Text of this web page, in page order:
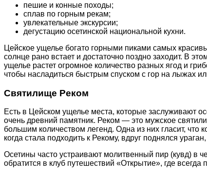
пешие и конные походы;
сплав по горным рекам;
увлекательные экскурсии;
дегустацию осетинской национальной кухни.
Цейское ущелье богато горными пиками самых
солнце рано встает и достаточно поздно заходит. В
ущелье растет огромное количество разных ягод и
чтобы насладиться быстрым спуском с гор на лыжах
Святилище Реком
Есть в Цейском ущелье места, которые заслуживают
очень древний памятник. Реком — это мужское
большим количеством легенд. Одна из них гласит,
когда стала подходить к Рекому, вдруг поднялся
Осетины часто устраивают молитвенный пир (кувд) в
обратится в клуб путешествий «Открытие», где